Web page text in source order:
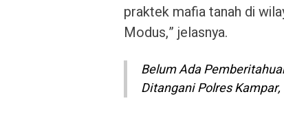
praktek mafia tanah di
Modus,” jelasnya.
Belum Ada
Ditangani Polres